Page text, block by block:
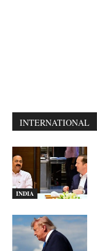
INTERNATIONAL
INDIA